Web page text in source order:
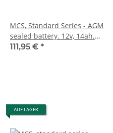
MCS, Standard Series - AGM
sealed battery. 12v, 14ah.
240cca inkl. 7,50 Euro
111,95 € *
AUF LAGER